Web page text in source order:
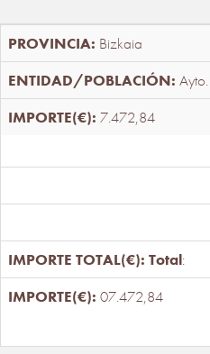
Bizkaia
7.472,84
Total:
07.472,84